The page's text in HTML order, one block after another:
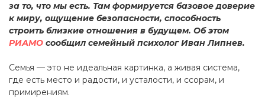
за то, что мы есть. Там формируется базовое доверие
к миру, ощущение безопасности, способность
строить близкие отношения в будущем. Об этом
РИАМО сообщил семейный психолог Иван Липнев.
Семья — это не идеальная картинка, а живая система,
где есть место и радости, и усталости, и ссорам, и
примирениям.